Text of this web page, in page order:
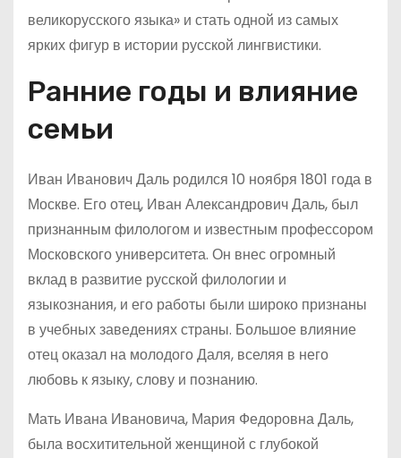
великорусского языка» и стать одной из самых
ярких фигур в истории русской лингвистики.
Ранние годы и влияние
семьи
Иван Иванович Даль родился 10 ноября 1801 года в
Москве. Его отец, Иван Александрович Даль, был
признанным филологом и известным профессором
Московского университета. Он внес огромный
вклад в развитие русской филологии и
языкознания, и его работы были широко признаны
в учебных заведениях страны. Большое влияние
отец оказал на молодого Даля, вселяя в него
любовь к языку, слову и познанию.
Мать Ивана Ивановича, Мария Федоровна Даль,
была восхитительной женщиной с глубокой